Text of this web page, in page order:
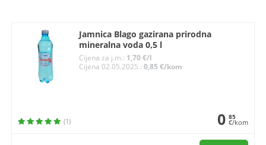
Jamnica Blago gazirana prirodna
mineralna voda 0,5 l
Cijena za j.m.: 1,70 €/l
Cijena 02.05.2025.:0,85 €/kom
(1) 0 85
€/kom